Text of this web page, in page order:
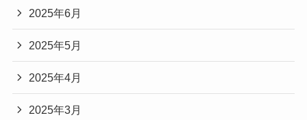
2025年6月
2025年5月
2025年4月
2025年3月